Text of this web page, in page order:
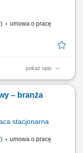
umowa o pracę
pokaż opis
wsparcie w
związanej ze
inwestycji.
– branża
stacjonarna
umowa o pracę